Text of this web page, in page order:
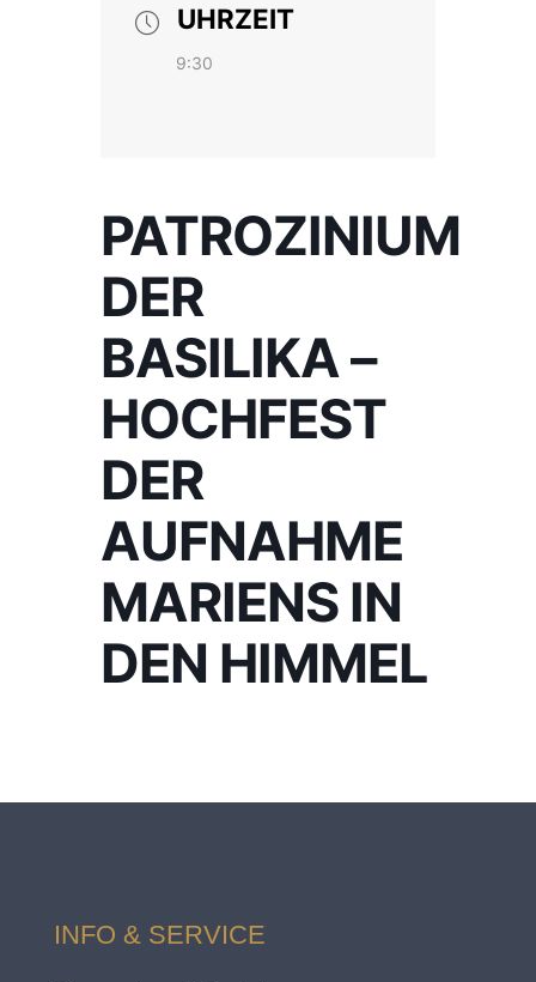
UHRZEIT
9:30
PATROZINIUM
DER
BASILIKA –
HOCHFEST
DER
AUFNAHME
MARIENS IN
DEN HIMMEL
INFO & SERVICE